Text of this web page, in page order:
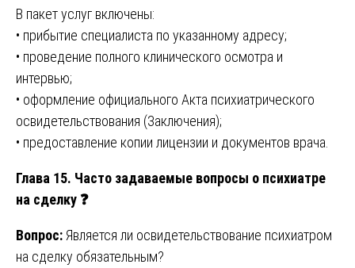
В пакет услуг включены:
• прибытие специалиста по указанному адресу;
• проведение полного клинического осмотра и
интервью;
• оформление официального Акта психиатрического
освидетельствования (Заключения);
• предоставление копии лицензии и документов врача.
Глава 15. Часто задаваемые вопросы о психиатре
на сделку ❓
Вопрос: Является ли освидетельствование психиатром
на сделку обязательным?